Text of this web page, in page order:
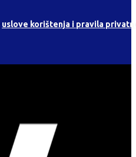
uslove korištenja i pravila